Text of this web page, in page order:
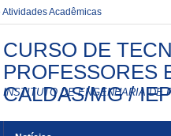
Acadêmicas
CURSO DE
PROFESSORES
CALDAS/MG /
INSTITUTO DE ENGENHARIA DE